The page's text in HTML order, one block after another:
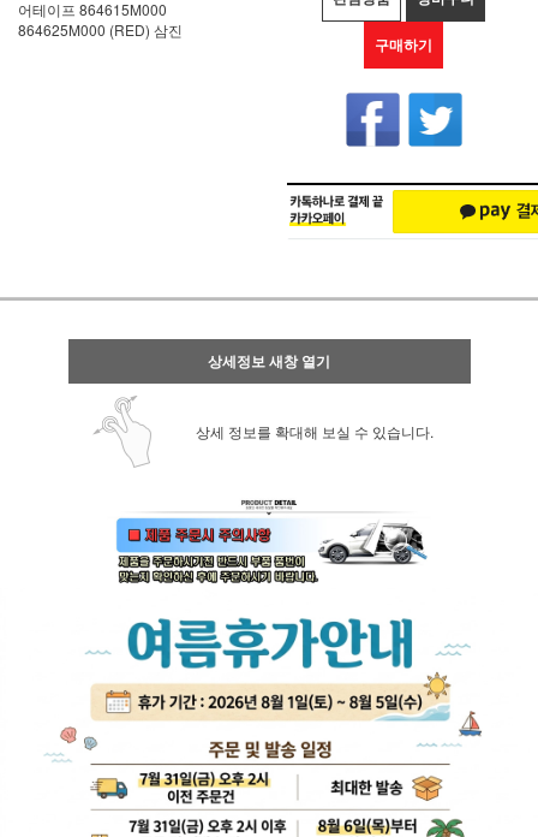
어테이프 864615M000
864625M000 (RED) 삼진
구매하기
상세정보 새창 열기
상세 정보를 확대해 보실 수 있습니다.